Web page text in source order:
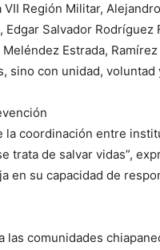
Región Militar,
Edgar Salvador
Estrada,
sino con unidad,
la coordinación entre
trata de salvar vidas”,
en su capacidad de
las comunidades